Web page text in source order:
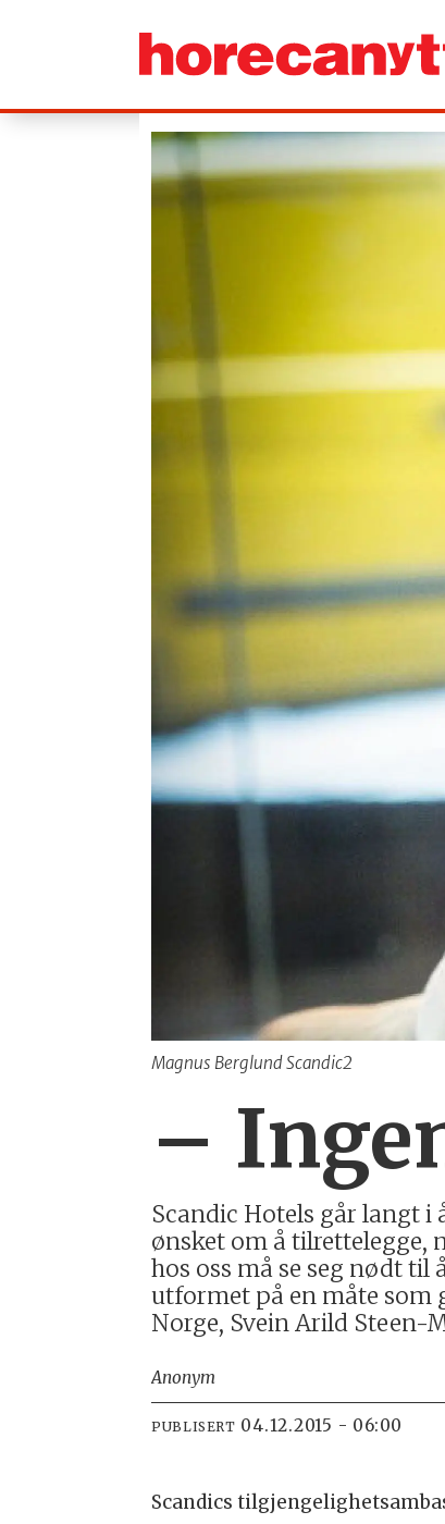
Magnus Berglund Scandic2
–
Scandic Hotels går langt i
ønsket om å tilrettelegge,
hos oss må se seg nødt til
utformet på en måte som
Norge, Svein Arild Steen-
Anonym
PUBLISERT 04.12.2015 - 06:00
Scandics